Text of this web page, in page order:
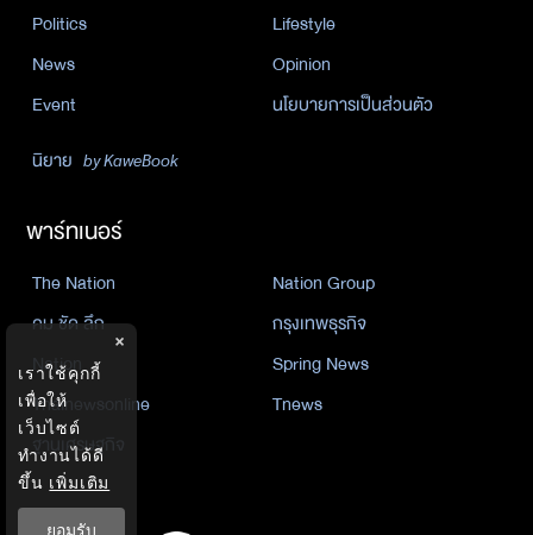
Politics
Lifestyle
News
Opinion
Event
นโยบายการเป็นส่วนตัว
นิยาย by KaweBook
พาร์ทเนอร์
The Nation
Nation Group
คม ชัด ลึก
กรุงเทพธุรกิจ
Nation
Spring News
Thainewsonline
Tnews
ฐานเศรษฐกิจ
×
เราใช้คุกกี้
เพื่อให้
เว็บไซต์
ทำงานได้ดี
ขึ้น เพิ่มเติม
ยอมรับ